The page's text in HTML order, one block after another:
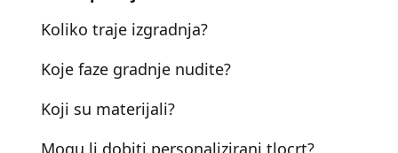
Koliko traje izgradnja?
Koje faze gradnje nudite?
Koji su materijali?
Mogu li dobiti personalizirani tlocrt?